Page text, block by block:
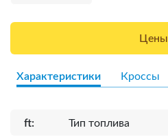
Цены
Характеристики Кроссы
ft: Тип топлива